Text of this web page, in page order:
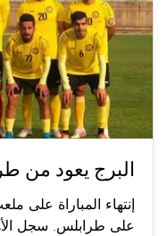
البرج يعود من
على طرابلس. سجل